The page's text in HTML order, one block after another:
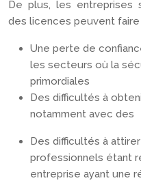
De plus, les entreprises
des licences peuvent faire
Une perte de
les secteurs où la
primordiales
Des difficultés à
notamment avec des
Des difficultés à
professionnels étant
entreprise ayant une